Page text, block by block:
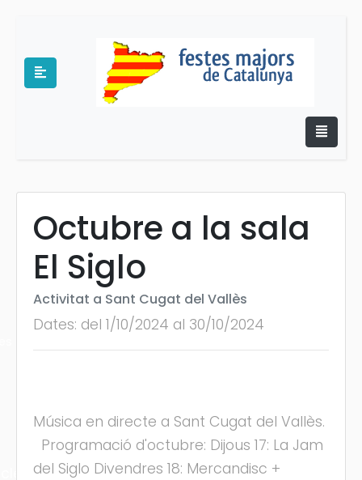
Octubre a la sala
El Siglo
Activitat a Sant Cugat del Vallès
Dates: del 1/10/2024 al 30/10/2024
Música en directe a Sant Cugat del Vallès.
Programació d'octubre: Dijous 17: La Jam
del Siglo Divendres 18: Mercandisc +